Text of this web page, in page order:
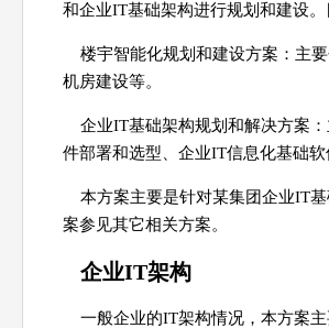
和企业IT基础架构进行规划和建设。
楼宇智能化规划和建设方案：主
机房建设等。
企业IT基础架构规划和解决方案
件部署和选型、企业IT信息化基础软
本方案主要是针对某集团企业IT
案参见其它相关方案。
企业IT架构
一般企业的IT架构情况，本方案